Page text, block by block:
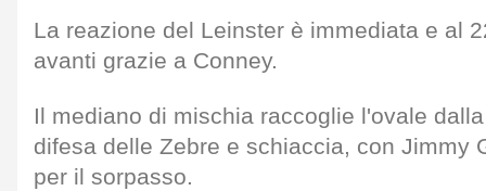
La reazione del Leinster è immediata e al
avanti grazie a Conney.
Il mediano di mischia raccoglie l'ovale
difesa delle Zebre e schiaccia, con Jimmy
per il sorpasso.